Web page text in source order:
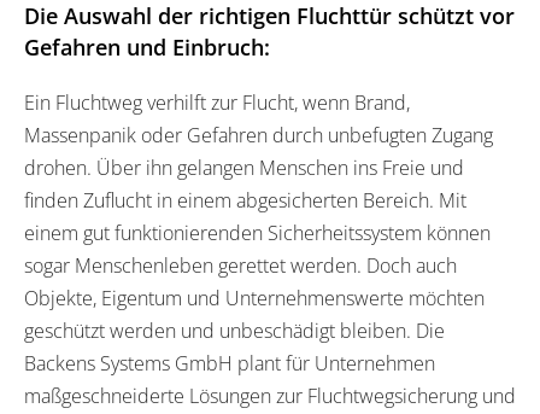
Die Auswahl der richtigen Fluchttür schützt vor
Gefahren und Einbruch:
Ein Fluchtweg verhilft zur Flucht, wenn Brand,
Massenpanik oder Gefahren durch unbefugten Zugang
drohen. Über ihn gelangen Menschen ins Freie und
finden Zuflucht in einem abgesicherten Bereich. Mit
einem gut funktionierenden Sicherheitssystem können
sogar Menschenleben gerettet werden. Doch auch
Objekte, Eigentum und Unternehmenswerte möchten
geschützt werden und unbeschädigt bleiben. Die
Backens Systems GmbH plant für Unternehmen
maßgeschneiderte Lösungen zur Fluchtwegsicherung und